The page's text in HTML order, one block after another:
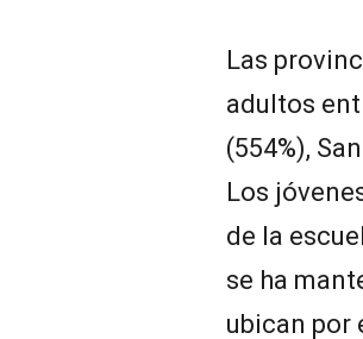
Las
adultos
(554%),
Los
de la
se ha
ubican por